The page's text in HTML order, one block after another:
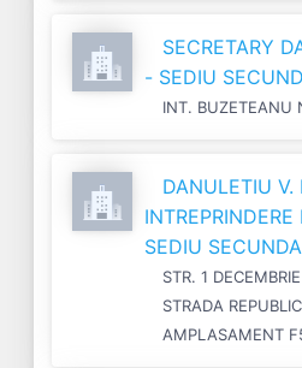
SECRETARY
- SEDIU
INT. BUZETEANU
DANULETIU V.
SEDIU
STR. 1
STRADA
AMPLASAMENT